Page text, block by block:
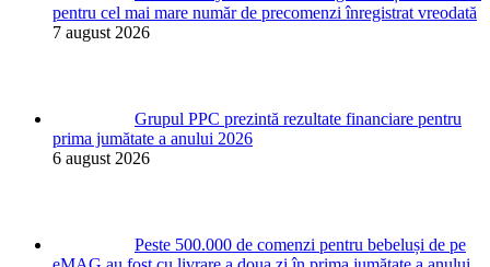
pentru cel mai mare număr de precomenzi înregistrat vreodată
7 august 2026
Grupul PPC prezintă rezultate financiare pentru
prima jumătate a anului 2026
6 august 2026
Peste 500.000 de comenzi pentru bebeluși de pe